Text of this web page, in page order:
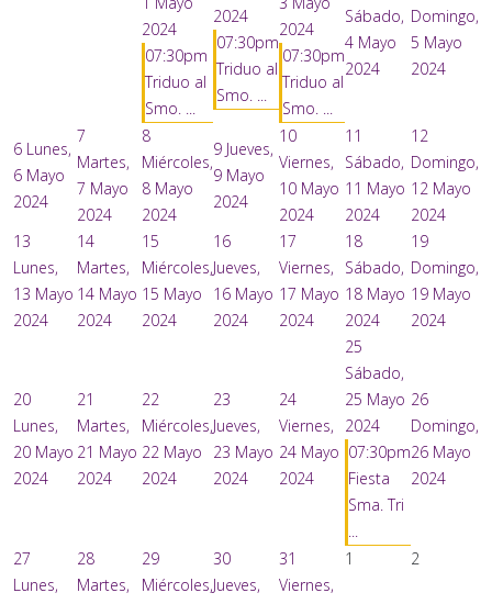
2024
07:30pm
Triduo al
Smo. ...
2024
07:30pm
Triduo al
Smo. ...
2024
07:30pm
Triduo al
Smo. ...
Sábado,
4 Mayo
2024
Domingo,
5 Mayo
2024
6 Lunes,
6 Mayo
2024
7
Martes,
7 Mayo
2024
8
Miércoles,
8 Mayo
2024
9 Jueves,
9 Mayo
2024
10
Viernes,
10 Mayo
2024
11
Sábado,
11 Mayo
2024
12
Domingo,
12 Mayo
2024
13
Lunes,
13 Mayo
2024
14
Martes,
14 Mayo
2024
15
Miércoles,
15 Mayo
2024
16
Jueves,
16 Mayo
2024
17
Viernes,
17 Mayo
2024
18
Sábado,
18 Mayo
2024
19
Domingo,
19 Mayo
2024
20
Lunes,
20 Mayo
2024
21
Martes,
21 Mayo
2024
22
Miércoles,
22 Mayo
2024
23
Jueves,
23 Mayo
2024
24
Viernes,
24 Mayo
2024
25
Sábado,
25 Mayo
2024
07:30pm
Fiesta
Sma. Tri
...
26
Domingo,
26 Mayo
2024
27
Lunes,
28
Martes,
29
Miércoles,
30
Jueves,
31
Viernes,
1 2